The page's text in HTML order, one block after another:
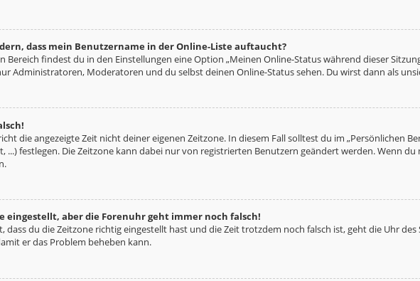
dass mein Benutzername in der Online-Liste auftaucht?
Bereich findest du in den Einstellungen eine Option „Meinen Online-Status während dieser
Administratoren, Moderatoren und du selbst deinen Online-Status sehen. Du wirst dann als
die angezeigte Zeit nicht deiner eigenen Zeitzone. In diesem Fall solltest du im „Persönlichen
...) festlegen. Die Zeitzone kann dabei nur von registrierten Benutzern geändert werden. Wenn
eingestellt, aber die Forenuhr geht immer noch falsch!
dass du die Zeitzone richtig eingestellt hast und die Zeit trotzdem noch falsch ist, geht die Uhr
er das Problem beheben kann.